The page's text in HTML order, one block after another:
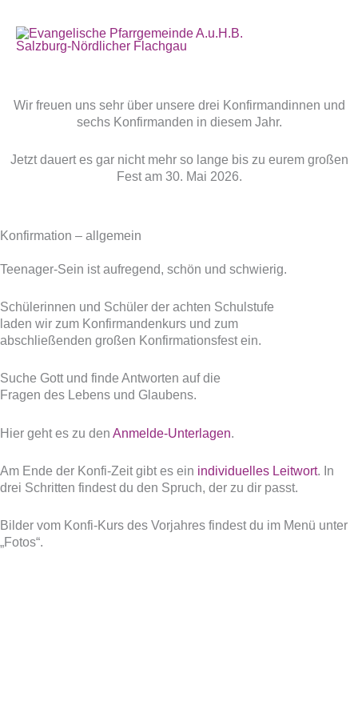
Inhalt
springen
Konfirmation
Wir freuen uns sehr über unsere drei Konfirmandinnen und
sechs Konfirmanden in diesem Jahr.
Jetzt dauert es gar nicht mehr so lange bis zu eurem großen
Fest am 30. Mai 2026.
Konfirmation – allgemein
Teenager-Sein ist aufregend, schön und schwierig.
Schülerinnen und Schüler der achten Schulstufe
laden wir zum Konfirmandenkurs und zum
abschließenden großen Konfirmationsfest ein.
Suche Gott und finde Antworten auf die
Fragen des Lebens und Glaubens.
Hier geht es zu den Anmelde-Unterlagen
Am Ende der Konfi-Zeit gibt es ein individuelles Leitwort. In
drei Schritten findest du den Spruch, der zu dir passt.
Bilder vom Konfi-Kurs des Vorjahres findest du im Menü unter
„Fotos“.